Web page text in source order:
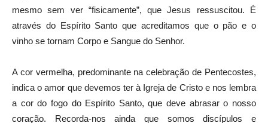
mesmo sem ver “fisicamente”, que Jesus ressuscitou. É
através do Espírito Santo que acreditamos que o pão e o
vinho se tornam Corpo e Sangue do Senhor.
A cor vermelha, predominante na celebração de Pentecostes,
indica o amor que devemos ter à Igreja de Cristo e nos lembra
a cor do fogo do Espírito Santo, que deve abrasar o nosso
coração. Recorda-nos ainda que somos discípulos e